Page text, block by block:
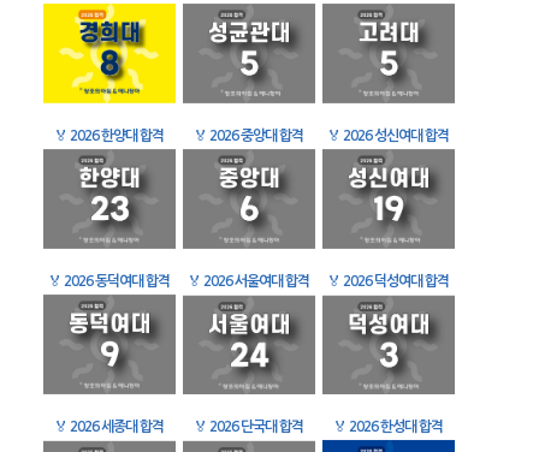
🏅 2026 한양대 합격 🏅 2026 중앙대 합격 🏅 2026 성신여대 합격
🏅 2026 동덕여대 합격 🏅 2026 서울여대 합격 🏅 2026 덕성여대 합격
🏅 2026 세종대 합격 🏅 2026 단국대 합격 🏅 2026 한성대 합격